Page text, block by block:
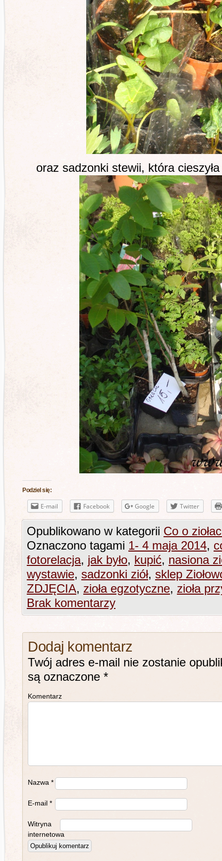
oraz sadzonki stewii, która
Podziel się:
E-mail Facebook Google Twitter
Opublikowano w kategorii Co o
Oznaczono tagami 1- 4 maja 2014,
fotorelacja, jak było, kupić, nasiona
wystawie, sadzonki ziół, sklep
ZDJĘCIA, zioła egzotyczne, zioła
Brak komentarzy
Dodaj komentarz
Twój adres e-mail nie zostanie
są oznaczone *
Komentarz
Nazwa *
E-mail *
Witryna
internetowa